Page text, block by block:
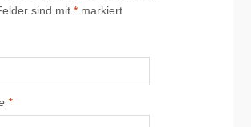
sind mit* markiert
*